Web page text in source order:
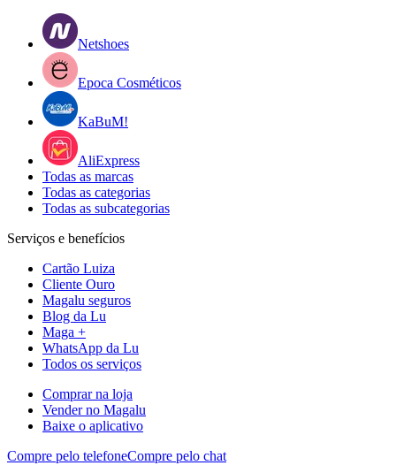
Netshoes
Epoca Cosméticos
KaBuM!
AliExpress
Todas as marcas
Todas as categorias
Todas as subcategorias
Serviços e benefícios
Cartão Luiza
Cliente Ouro
Magalu seguros
Blog da Lu
Maga +
WhatsApp da Lu
Todos os serviços
Comprar na loja
Vender no Magalu
Baixe o aplicativo
Compre pelo telefoneCompre pelo chat